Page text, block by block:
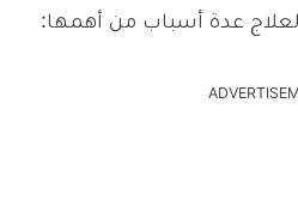
لعلاج عدة أسباب من أهمها: